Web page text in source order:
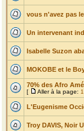
vous n'avez pas
Un intervenant
Isabelle Suzon
MOKOBE et le
70% des Afro
[ Aller à la page: 1
L'Eugenisme
Troy DAVIS, Noir